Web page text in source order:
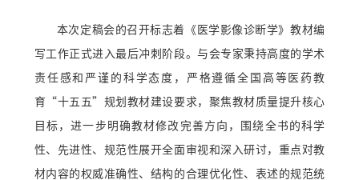
本次定稿会的召开标志着《医学影像诊断学》教材编
写工作正式进入最后冲刺阶段。与会专家秉持高度的学术
责任感和严谨的科学态度，严格遵循全国高等医药教
育“十五五”规划教材建设要求，聚焦教材质量提升核心
目标，进一步明确教材修改完善方向，围绕全书的科学
性、先进性、规范性展开全面审视和深入研讨，重点对教
材内容的权威准确性、结构的合理优化性、表述的规范统